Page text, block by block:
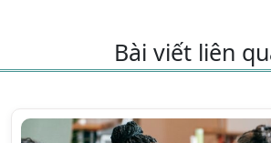
Bài viết liên